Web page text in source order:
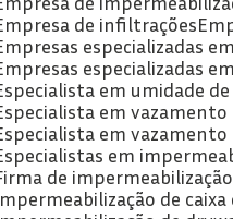
Empresa de infiltrações
Empresas especializadas
Empresas especializadas
Especialista em umidade
Especialista em
Especialista em vazamento
Especialistas em
Firma de impermeabilização
Impermeabilização de